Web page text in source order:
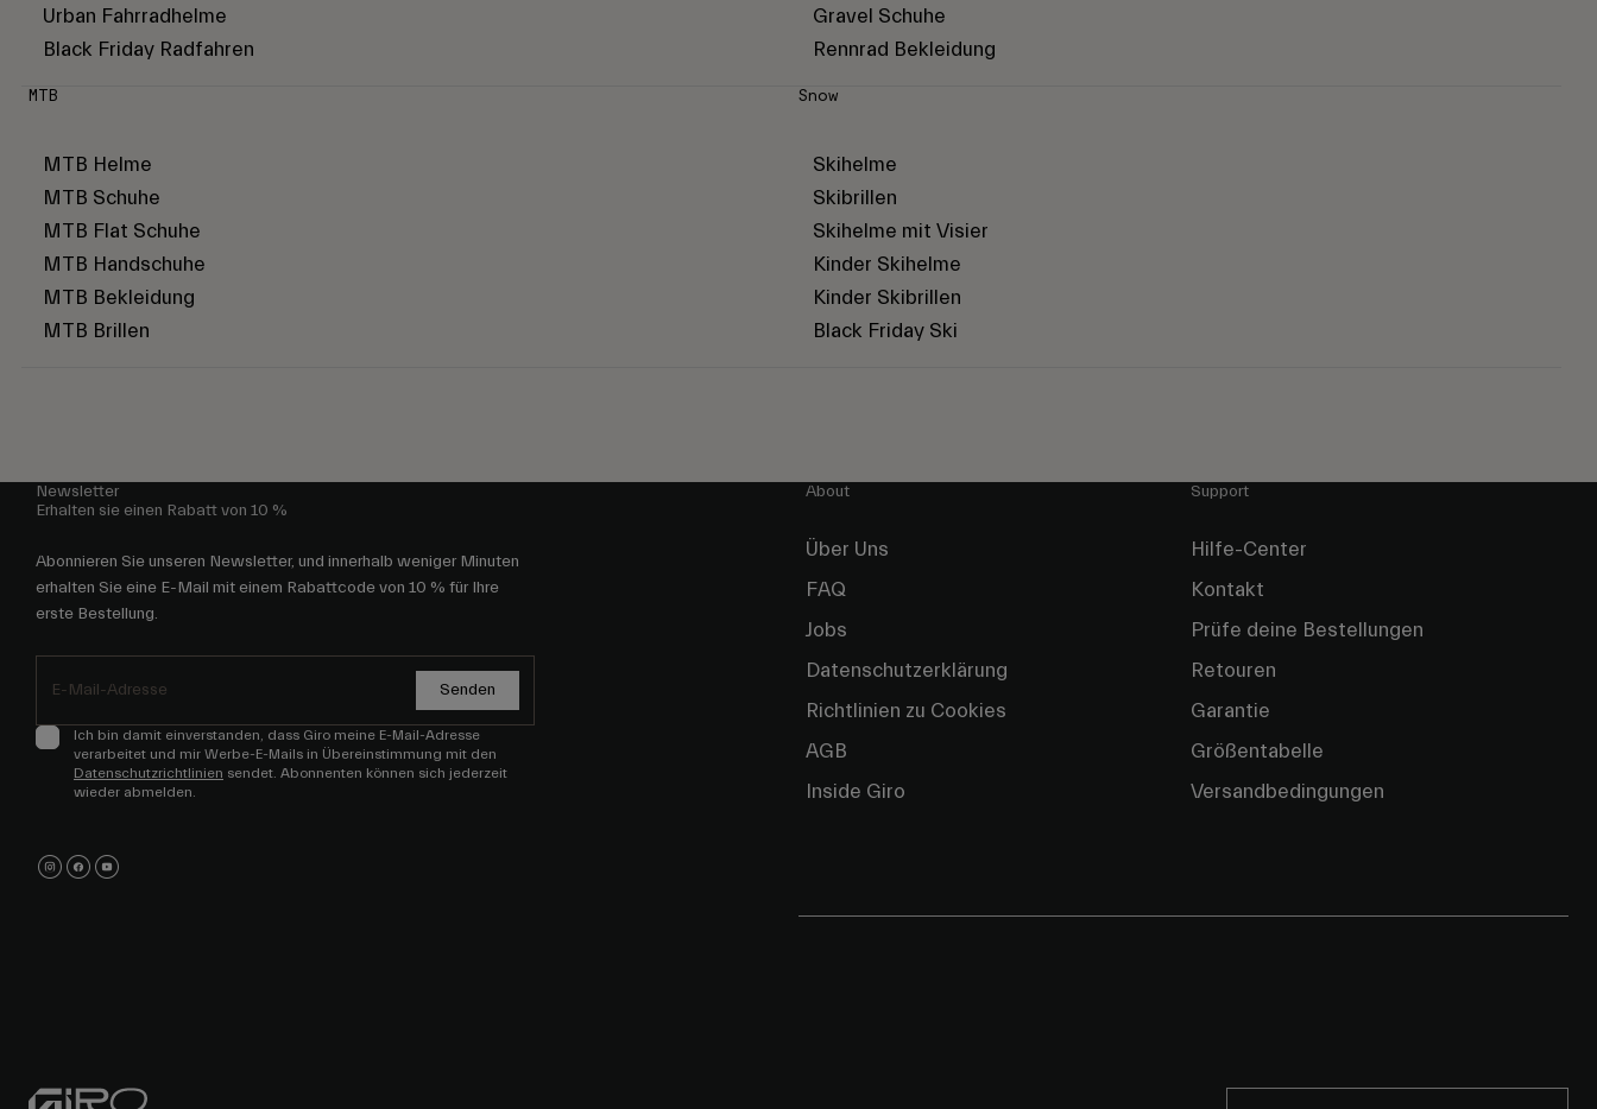
Urban Fahrradhelme
Black Friday Radfahren
Gravel Schuhe
Rennrad Bekleidung
MTB
MTB Helme
MTB Schuhe
MTB Flat Schuhe
MTB Handschuhe
MTB Bekleidung
MTB Brillen
Snow
Skihelme
Skibrillen
Skihelme mit Visier
Kinder Skihelme
Kinder Skibrillen
Black Friday Ski
Newsletter
Erhalten sie einen Rabatt von 10 %
Abonnieren Sie unseren Newsletter, und innerhalb weniger Minuten
erhalten Sie eine E-Mail mit einem Rabattcode von 10 % für Ihre
erste Bestellung.
Senden
Ich bin damit einverstanden, dass Giro meine E-Mail-Adresse
verarbeitet und mir Werbe-E-Mails in Übereinstimmung mit den
Datenschutzrichtlinien sendet. Abonnenten können sich jederzeit
wieder abmelden.
About
Über Uns
FAQ
Jobs
Datenschutzerklärung
Richtlinien zu Cookies
AGB
Inside Giro
Support
Hilfe-Center
Kontakt
Prüfe deine Bestellungen
Retouren
Garantie
Größentabelle
Versandbedingungen